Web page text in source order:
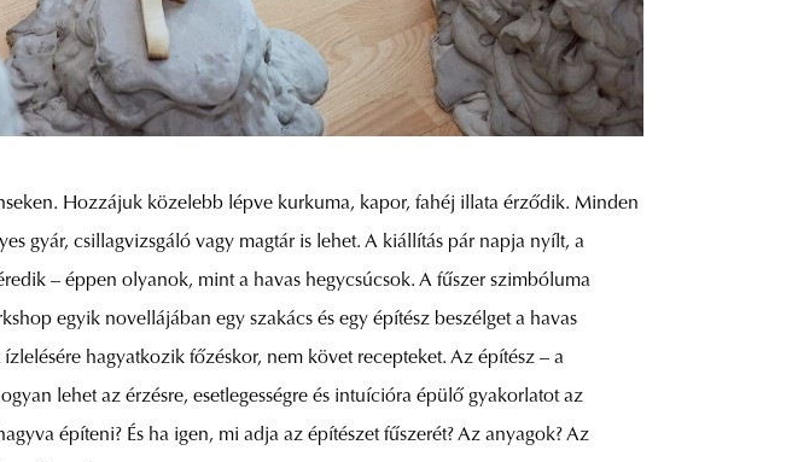
Hozzájuk közelebb lépve kurkuma, kapor, fahéj illata érződik. Minden
gyár, csillagvizsgáló vagy magtár is lehet. A kiállítás pár napja nyílt, a
– éppen olyanok, mint a havas hegycsúcsok. A fűszer szimbóluma
egyik novellájában egy szakács és egy építész beszélget a havas
hagyatkozik főzéskor, nem követ recepteket. Az építész – a
lehet az érzésre, esetlegességre és intuícióra épülő gyakorlatot az
építeni? És ha igen, mi adja az építészet fűszerét? Az anyagok? Az